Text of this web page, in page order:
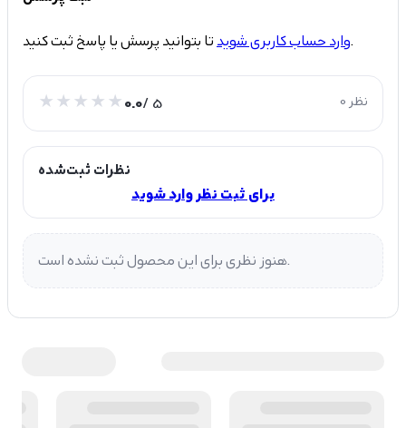
وارد حساب کاربری شویدتا بتوانید پرسش یا پاسخ ثبت کنید.
0.0/ 5 0 نظر
نظرات ثبت‌شده
برای ثبت نظر وارد شوید
هنوز نظری برای این محصول ثبت نشده است.